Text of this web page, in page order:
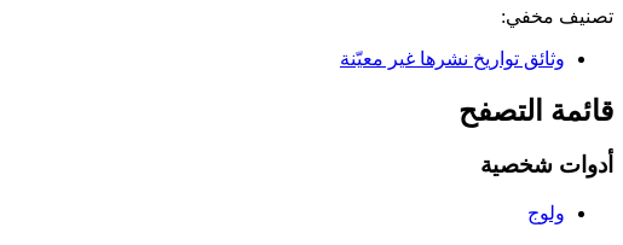
تصنيف مخفي:
وثائق تواريخ نشرها غير معيّنة
قائمة التصفح
أدوات شخصية
ولوج